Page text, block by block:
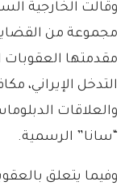
وقالت الخارجية
مجموعة من
مقدمتها العقوبات
التدخل الإيراني،
والعلاقات
“سانا” الرسمية.
وفيما يتعلق